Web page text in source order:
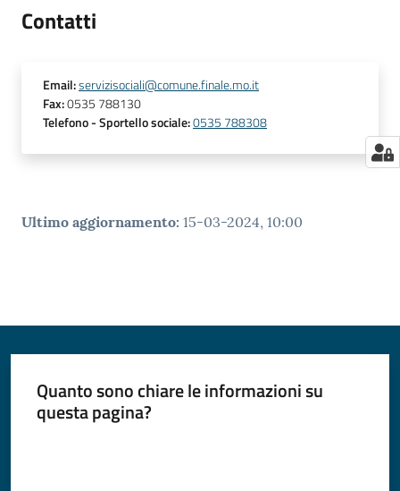
Contatti
Email:servizisociali@comune.finale.mo.it
Fax:0535 788130
Telefono- Sportello sociale:0535 788308
Ultimo aggiornamento: 15-03-2024, 10:00
Quanto sono chiare le informazioni su
questa pagina?